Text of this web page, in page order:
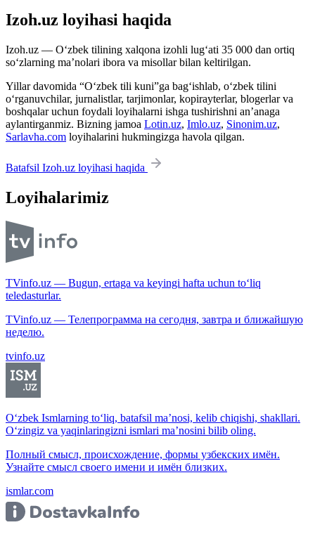
Izoh.uz loyihasi haqida
Izoh.uz — O‘zbek tilining xalqona izohli lug‘ati 35 000 dan ortiq
so‘zlarning ma’nolari ibora va misollar bilan keltirilgan.
Yillar davomida “O‘zbek tili kuni”ga bag‘ishlab, o‘zbek tilini
o‘rganuvchilar, jurnalistlar, tarjimonlar, kopirayterlar, blogerlar va
boshqalar uchun foydali loyihalarni ishga tushirishni an’anaga
aylantirganmiz. Bizning jamoa Lotin.uz, Imlo.uz, Sinonim.uz,
Sarlavha.com loyihalarini hukmingizga havola qilgan.
Batafsil Izoh.uz loyihasi haqida
Loyihalarimiz
TVinfo.uz — Bugun, ertaga va keyingi hafta uchun to‘liq
teledasturlar.
TVinfo.uz — Телепрограмма на сегодня, завтра и ближайшую
неделю.
tvinfo.uz
O‘zbek Ismlarning to‘liq, batafsil ma’nosi, kelib chiqishi, shakllari.
O‘zingiz va yaqinlaringizni ismlari ma’nosini bilib oling.
Полный смысл, происхождение, формы узбекских имён.
Узнайте смысл своего имени и имён близких.
ismlar.com